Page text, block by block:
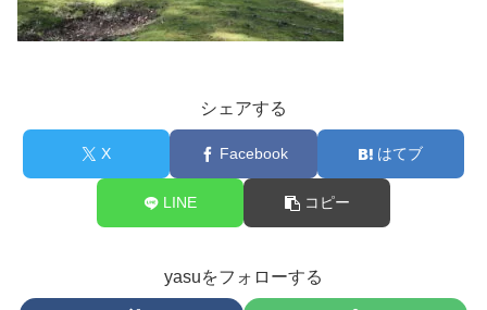
シェアする
X Facebook はてブ
LINE コピー
yasuをフォローする